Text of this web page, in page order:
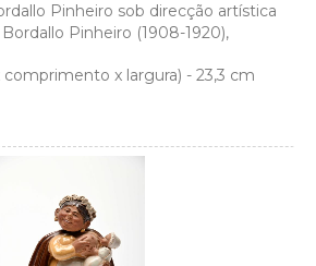
Pinheiro sob direcção artística
Pinheiro (1908-1920),
x largura) - 23,3 cm